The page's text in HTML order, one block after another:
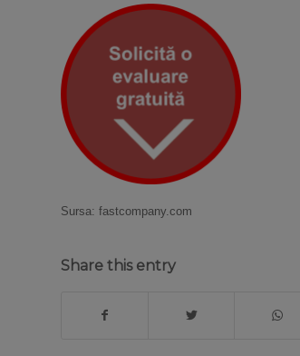
Sursa: fastcompany.com
Share this entry